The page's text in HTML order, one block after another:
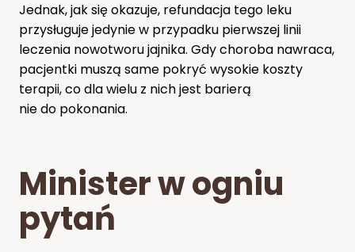
Jednak, jak się okazuje, refundacja tego leku
przysługuje jedynie w przypadku pierwszej linii
leczenia nowotworu jajnika. Gdy choroba nawraca,
pacjentki muszą same pokryć wysokie koszty
terapii, co dla wielu z nich jest barierą
nie do pokonania.
Minister w ogniu
pytań